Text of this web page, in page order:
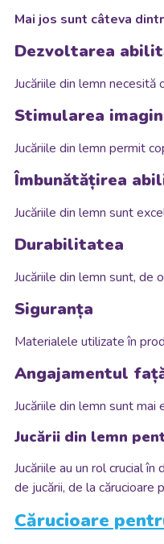
Mai jos sunt câteva
Dezvoltarea
Jucăriile din lemn
Stimularea
Jucăriile din lemn permit
Îmbunătățirea
Jucăriile din lemn sunt
Durabilitatea
Jucăriile din lemn sunt, de
Siguranța
Materialele utilizate în
Angajamentul
Jucăriile din lemn sunt
Jucării din lemn
Jucăriile au un rol crucial
de jucării, de la cărucioare
Cărucioare